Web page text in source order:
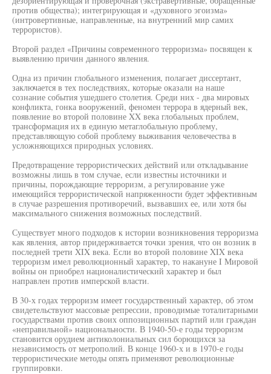
против общества); интегрирующая и «духовного эгоизма»
(интровертивные, направленные, на внутренний мир самих
террористов).
Второй раздел «Причины современного терроризма» посвящен к
выявлению причин данного явления.
Одна из причин глобального изменения, полагает диссертант,
заключается в тех последствиях, которые оказали на наше
сознание события ушедшего столетия. Среди них - два мировых
конфликта, гонка вооружений, феномен террора в ядерный век,
появление во второй половине XX века глобальных проблем,
трансформация их в единую метаглобальную проблему,
представляющую собой проблему выживания человечества в
усложняющихся природных условиях.
Предотвращение террористических действий или откладывание
возможны лишь в том случае, если известны источники и
причины, порождающие терроризм, а регулирование уже
имеющийся террористической напряженности будет эффективным
в случае разрешения противоречий, вызвавших ее, или хотя бы
максимального снижения возможных последствий.
Существует много подходов к истории возникновения терроризма
как явления, автор придерживается точки зрения, что он возник в
последней трети XIX века. Если во второй половине XIX века
терроризм имел революционный характер, то накануне I Мировой
войны он приобрел националистический характер и был
направлен против имперской власти.
В 30-х годах терроризм имеет государственный характер, об этом
свидетельствуют массовые репрессии, проводимые тоталитарными
государствами против своих оппозиционных партий или граждан
«неправильной» национальности. В 1940-50-е годы терроризм
становится орудием антиколониальных сил борющихся за
независимость от метрополий. В конце 1960-х и в 1970-е годы
террористические методы опять применяют революционные
группировки.